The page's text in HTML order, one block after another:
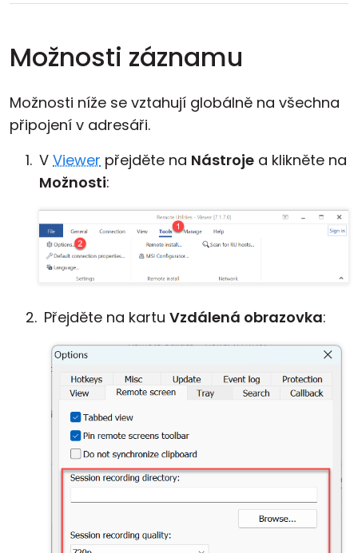
Možnosti záznamu
Možnosti níže se vztahují globálně na všechna
připojení v adresáři.
V Viewer přejděte na Nástroje a klikněte na
Možnosti:
Přejděte na kartu Vzdálená obrazovka: